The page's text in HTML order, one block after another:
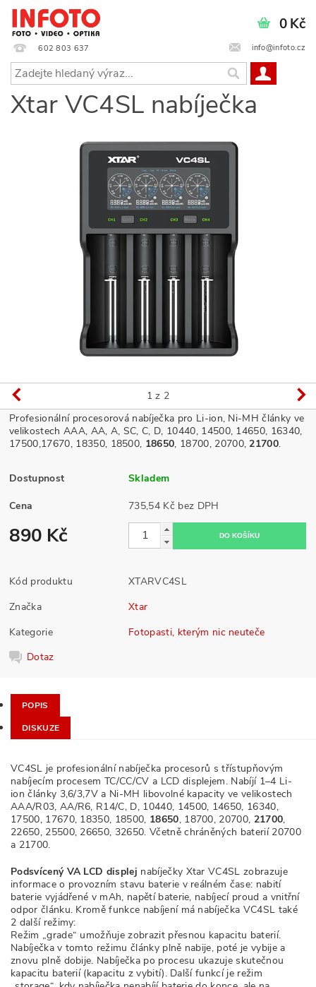
602 803 637 info@infoto.cz
0 Kč
Xtar VC4SL nabíječka
1 z 2
Profesionální procesorová nabíječka pro Li-ion, Ni-MH články ve
velikostech AAA, AA, A, SC, C, D, 10440, 14500, 14650, 16340,
17500,17670, 18350, 18500, 18650, 18700, 20700, 21700.
Dostupnost Skladem
Cena 735,54 Kč bez DPH
890 Kč
Kód produktu
XTARVC4SL
Značka
Xtar
Kategorie
Fotopasti, kterým nic neuteče
Dotaz
POPIS
DISKUZE
VC4SL je profesionální nabíječka procesorů s třístupňovým
nabíjecím procesem TC/CC/CV a LCD displejem. Nabíjí 1–4 Li-
ion články 3,6/3,7V a Ni-MH libovolné kapacity ve velikostech
AAA/R03, AA/R6, R14/C, D, 10440, 14500, 14650, 16340,
17500, 17670, 18350, 18500, 18650, 18700, 20700, 21700,
22650, 25500, 26650, 32650. Včetně chráněných baterií 20700
a 21700.
Podsvícený VA LCD displej nabíječky Xtar VC4SL zobrazuje
informace o provozním stavu baterie v reálném čase: nabití
baterie vyjádřené v mAh, napětí baterie, nabíjecí proud a vnitřní
odpor článku. Kromě funkce nabíjení má nabíječka VC4SL také
2 další režimy:
Režim „grade“ umožňuje zobrazit přesnou kapacitu baterií.
Nabíječka v tomto režimu články plně nabije, poté je vybije a
znovu plně dobije. Nabíječka po procesu ukazuje skutečnou
kapacitu baterií (kapacitu z vybití). Další funkcí je režim